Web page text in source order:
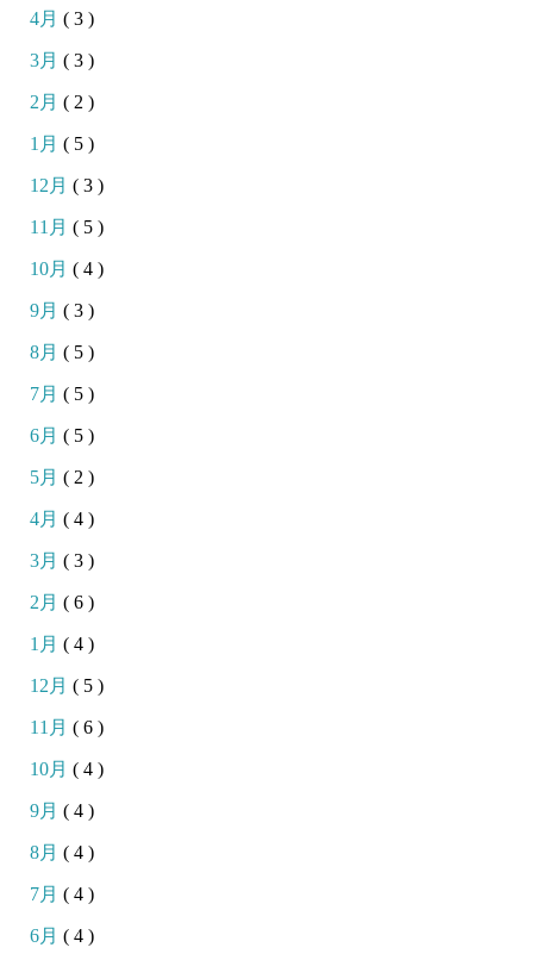
4月 ( 3 )
3月 ( 3 )
2月 ( 2 )
1月 ( 5 )
12月 ( 3 )
11月 ( 5 )
10月 ( 4 )
9月 ( 3 )
8月 ( 5 )
7月 ( 5 )
6月 ( 5 )
5月 ( 2 )
4月 ( 4 )
3月 ( 3 )
2月 ( 6 )
1月 ( 4 )
12月 ( 5 )
11月 ( 6 )
10月 ( 4 )
9月 ( 4 )
8月 ( 4 )
7月 ( 4 )
6月 ( 4 )